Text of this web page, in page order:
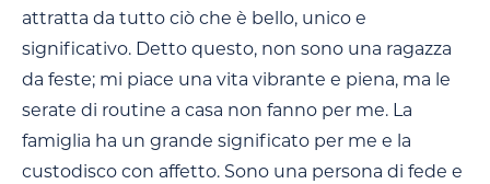
attratta da tutto ciò che è bello, unico e
significativo. Detto questo, non sono una ragazza
da feste; mi piace una vita vibrante e piena, ma le
serate di routine a casa non fanno per me. La
famiglia ha un grande significato per me e la
custodisco con affetto. Sono una persona di fede e